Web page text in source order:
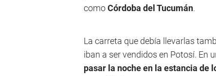
comoCórdoba del Tucumán.
La carreta que debía llevarlas
iban a ser vendidos en Potosí. En
pasar la noche en la estancia de